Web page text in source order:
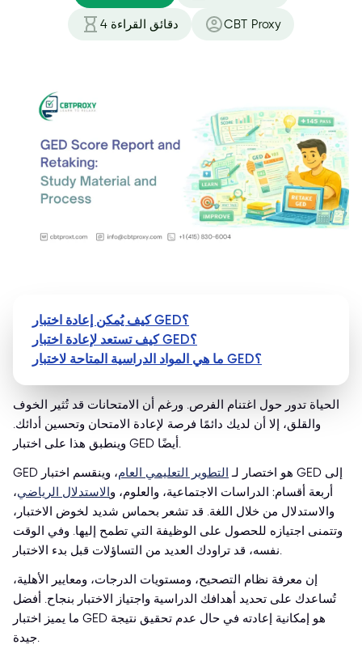
4 دقائق القراءة CBT Proxy
كيف يُمكن إعادة اختبار GED؟
كيف تستعد لإعادة اختبار GED؟
ما هي المواد الدراسية المتاحة لاختبار GED؟
الحياة تدور حول اغتنام الفرص. ورغم أن الامتحانات قد تُثير الخوف
والقلق، إلا أن لديك دائمًا فرصة لإعادة الامتحان وتحسين أدائك.
وينطبق هذا على اختبار GED أيضًا.
GED هو اختصار لـ التطوير التعليمي العام، وينقسم اختبار GED إلى
أربعة أقسام: الدراسات الاجتماعية، والعلوم، والاستدلال الرياضي،
والاستدلال من خلال اللغة. قد تشعر بحماس شديد لخوض الاختبار،
وتتمنى اجتيازه للحصول على الوظيفة التي تطمح إليها. وفي الوقت
نفسه، قد تراودك العديد من التساؤلات قبل بدء الاختبار.
إن معرفة نظام التصحيح، ومستويات الدرجات، ومعايير الأهلية،
تُساعدك على تحديد أهدافك الدراسية واجتياز الاختبار بنجاح. أفضل
ما يميز اختبار GED هو إمكانية إعادته في حال عدم تحقيق نتيجة
جيدة.